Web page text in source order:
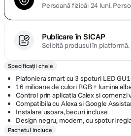
Persoană fizică: 24 luni.
Publicare în SICAP
Solicită produsul în platformă.
Specificații cheie
Plafoniera smart cu 3 spoturi LED
16 milioane de culori RGB + lumina
Control prin aplicatia Calex si comenzi
Compatibila cu Alexa si Google
Instalare usoara, becuri incluse
Design negru, modern, cu spoturi
Pachetul include